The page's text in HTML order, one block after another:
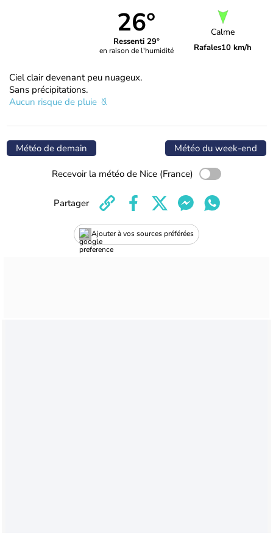
26°
Ressenti 29°
en raison de l'humidité
Calme
Rafales10 km/h
Ciel clair devenant peu nuageux.
Sans précipitations.
Aucun risque de pluie
Météo de demain Météo du week-end
Recevoir la météo de Nice (France)
Ajouter à vos sources préférées
Partager